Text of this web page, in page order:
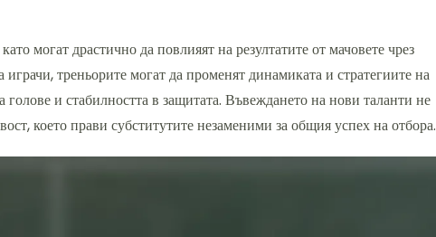
могат драстично да повлияят на резултатите от мачовете чрез
играчи, треньорите могат да променят динамиката и стратегиите на
и стабилността в защитата. Въвеждането на нови таланти не
което прави субститутите незаменими за общия успех на отбора.